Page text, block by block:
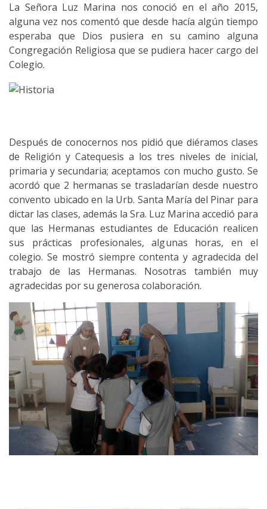
La Señora Luz Marina nos conoció en el año 2015,
alguna vez nos comentó que desde hacía algún tiempo
esperaba que Dios pusiera en su camino alguna
Congregación Religiosa que se pudiera hacer cargo del
Colegio.
Después de conocernos nos pidió que diéramos clases
de Religión y Catequesis a los tres niveles de inicial,
primaria y secundaria; aceptamos con mucho gusto. Se
acordó que 2 hermanas se trasladarían desde nuestro
convento ubicado en la Urb. Santa María del Pinar para
dictar las clases, además la Sra. Luz Marina accedió para
que las Hermanas estudiantes de Educación realicen
sus prácticas profesionales, algunas horas, en el
colegio. Se mostró siempre contenta y agradecida del
trabajo de las Hermanas. Nosotras también muy
agradecidas por su generosa colaboración.